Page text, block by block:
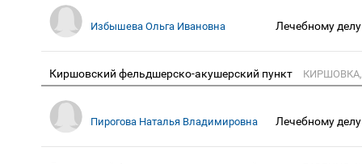
Избышева Ольга Ивановна Лечебному делу
Киршовский фельдшерско-акушерский пункт
Пирогова Наталья Владимировна Лечебному делу